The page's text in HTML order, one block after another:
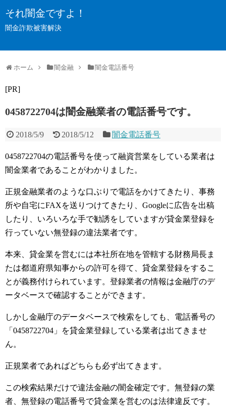
それ闇金ですよ！
闇金詐欺被害解決
ホーム 闇金融 闇金電話番号
[PR]
0458722704は闇金融業者の電話番号です。
2018/5/9 2018/5/12 闇金電話番号
0458722704の電話番号を使って融資営業をしている業者は
闇金業者であることがわかりました。
正規金融業者のような口ぶりで電話をかけてきたり、事務
所や自宅にFAXを送りつけてきたり、Googleに広告を出稿
したり、いろいろな手で勧誘をしていますが貸金業登録を
行っていない無登録の違法業者です。
本来、貸金業を営むには本社所在地を管轄する財務局長ま
たは都道府県知事からの許可を得て、貸金業登録をするこ
とが義務付けられています。登録業者の情報は金融庁のデ
ータベースで確認することができます。
しかし金融庁のデータベースで検索をしても、電話番号の
「0458722704」を貸金業登録している業者は出てきませ
ん。
正規業者であればどちらも必ず出てきます。
この検索結果だけで違法金融の闇金確定です。無登録の業
者、無登録の電話番号で貸金業を営むのは法律違反です。